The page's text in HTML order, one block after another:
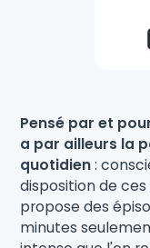
Pensé par et
a par ailleurs la
quotidien:
disposition de
propose des
minutes